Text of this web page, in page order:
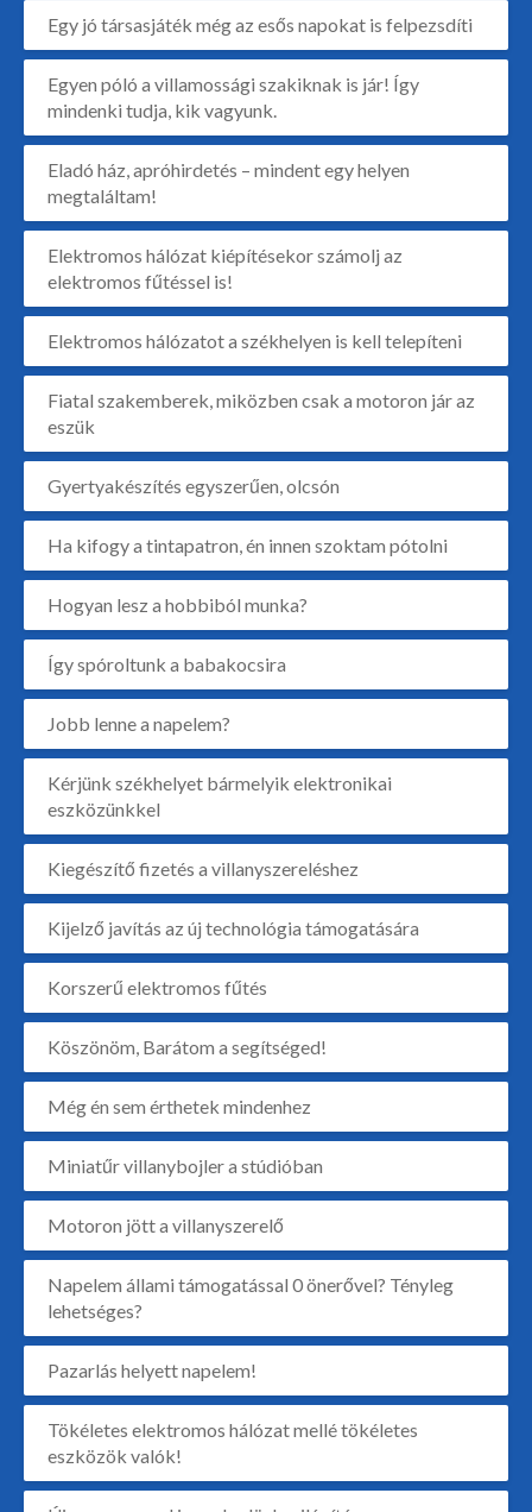
Egy jó társasjáték még az esős napokat is felpezsdíti
Egyen póló a villamossági szakiknak is jár! Így
mindenki tudja, kik vagyunk.
Eladó ház, apróhirdetés – mindent egy helyen
megtaláltam!
Elektromos hálózat kiépítésekor számolj az
elektromos fűtéssel is!
Elektromos hálózatot a székhelyen is kell telepíteni
Fiatal szakemberek, miközben csak a motoron jár az
eszük
Gyertyakészítés egyszerűen, olcsón
Ha kifogy a tintapatron, én innen szoktam pótolni
Hogyan lesz a hobbiból munka?
Így spóroltunk a babakocsira
Jobb lenne a napelem?
Kérjünk székhelyet bármelyik elektronikai
eszközünkkel
Kiegészítő fizetés a villanyszereléshez
Kijelző javítás az új technológia támogatására
Korszerű elektromos fűtés
Köszönöm, Barátom a segítséged!
Még én sem érthetek mindenhez
Miniatűr villanybojler a stúdióban
Motoron jött a villanyszerelő
Napelem állami támogatással 0 önerővel? Tényleg
lehetséges?
Pazarlás helyett napelem!
Tökéletes elektromos hálózat mellé tökéletes
eszközök valók!